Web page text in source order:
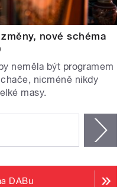
nové schéma
neměla být programem
nicméně nikdy
masy.
DABu